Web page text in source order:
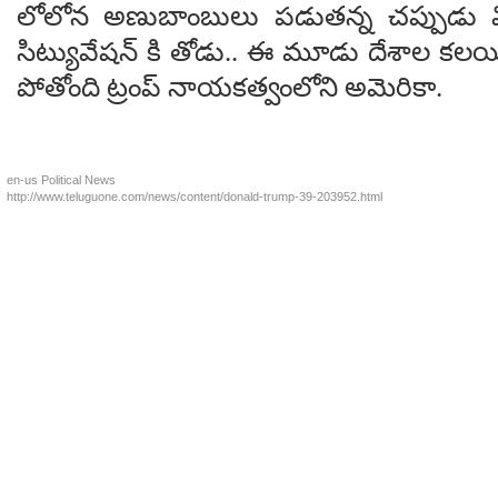
లోలోన అణుబాంబులు ప‌డుత‌న్న చ‌ప్పుడు
సిట్యువేష‌న్ కి తోడు.. ఈ మూడు దేశాల
పోతోంది ట్రంప్ నాయ‌క‌త్వంలోని అమెరికా.
en-us Political News
http://www.teluguone.com/news/content/donald-trump-39-203952.html